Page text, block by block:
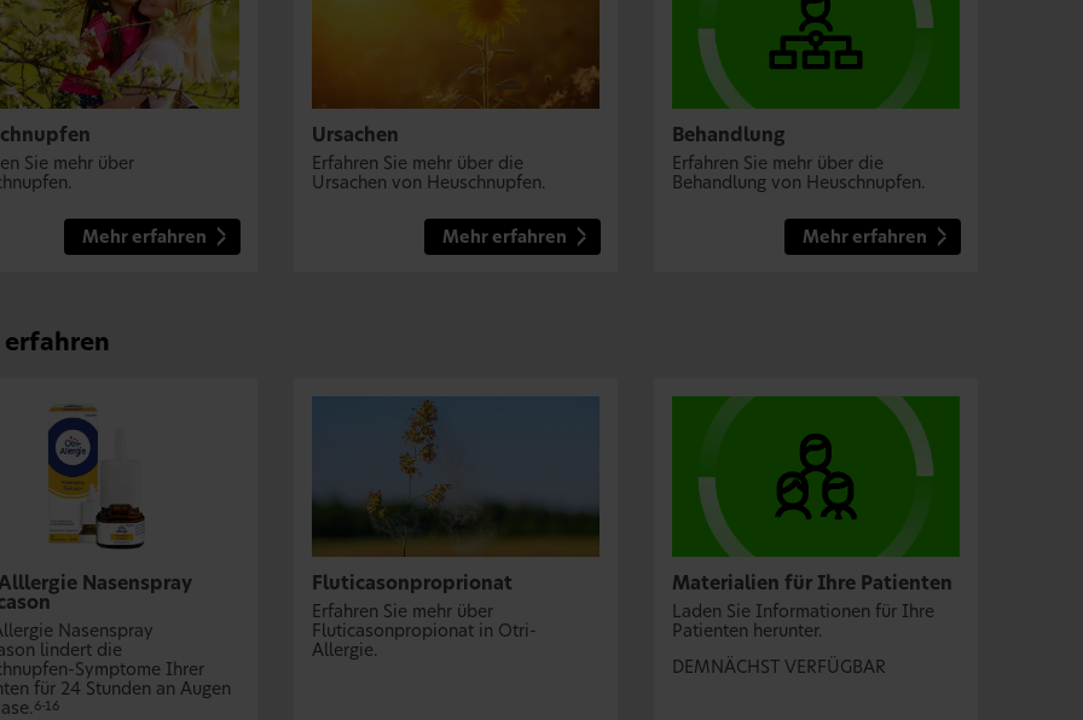
Sie mehr über
Mehr erfahren
Ursachen
Erfahren Sie mehr über die
Ursachen von Heuschnupfen.
Mehr erfahren
Behandlung
Erfahren Sie mehr über die
Behandlung von Heuschnupfen.
Mehr erfahren
erfahren
Nasenspray
Nasenspray
lindert die
Symptome Ihrer
für 24 Stunden an Augen
6-16
Fluticasonproprionat
Erfahren Sie mehr über
Fluticasonpropionat in Otri-
Allergie.
Materialien für Ihre Patienten
Laden Sie Informationen für Ihre
Patienten herunter.
DEMNÄCHST VERFÜGBAR